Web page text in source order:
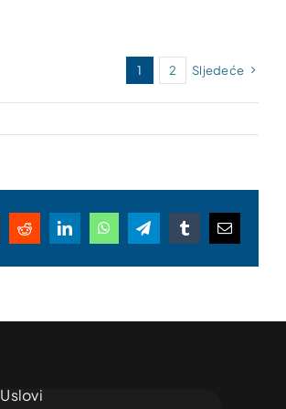
1 2 Sljedeće
RedditLinkedInWhatsAppTelegramTumblrEmail
Uslovi